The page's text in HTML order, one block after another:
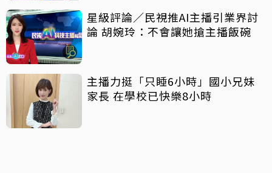
星級評論／民視推AI主播引業界討
論 胡婉玲：不會讓她搶主播飯碗
主播力挺「只睡6小時」國小兄妹
家長 在學校已快樂8小時